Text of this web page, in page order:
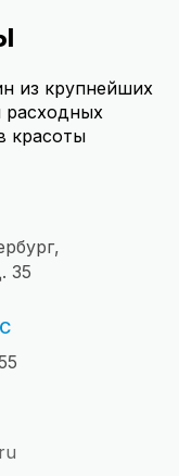
из крупнейших
расходных
красоты
35